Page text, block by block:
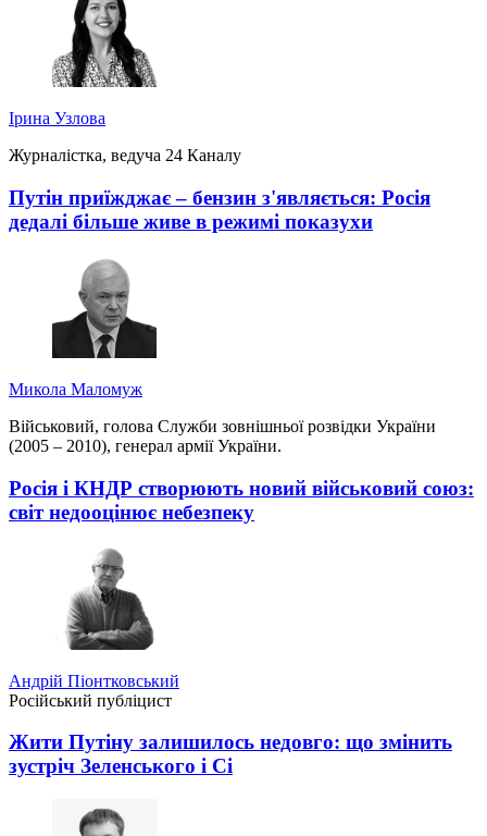
Ірина Узлова
Журналістка, ведуча 24 Каналу
Путін приїжджає – бензин з'являється: Росія
дедалі більше живе в режимі показухи
Микола Маломуж
Військовий, голова Служби зовнішньої розвідки України
(2005 – 2010), генерал армії України.
Росія і КНДР створюють новий військовий союз:
світ недооцінює небезпеку
Андрій Піонтковський
Російський публіцист
Жити Путіну залишилось недовго: що змінить
зустріч Зеленського і Сі